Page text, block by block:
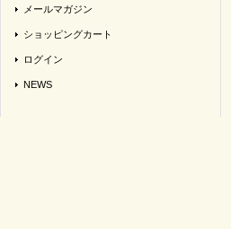
メールマガジン
ショッピングカート
ログイン
NEWS